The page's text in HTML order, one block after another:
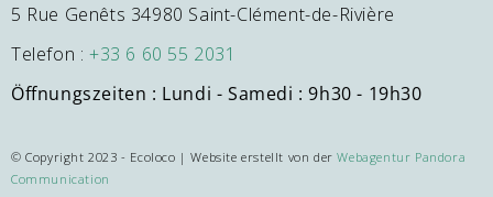
5 Rue Genêts 34980 Saint-Clément-de-Rivière
Telefon : +33 6 60 55 2031
Öffnungszeiten : Lundi - Samedi : 9h30 - 19h30
© Copyright 2023 - Ecoloco | Website erstellt von derWebagentur Pandora
Communication